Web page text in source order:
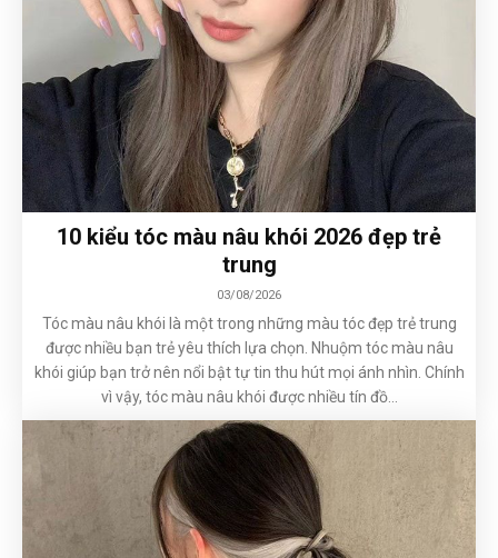
10 kiểu tóc màu nâu khói 2026 đẹp trẻ
trung
03/08/2026
Tóc màu nâu khói là một trong những màu tóc đẹp trẻ trung
được nhiều bạn trẻ yêu thích lựa chọn. Nhuộm tóc màu nâu
khói giúp bạn trở nên nổi bật tự tin thu hút mọi ánh nhìn. Chính
vì vậy, tóc màu nâu khói được nhiều tín đồ...